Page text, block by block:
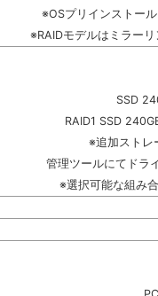
※OSプリインストー
※RAIDモデルはミラー
SSD
RAID1 SSD
※追加ストレ
管理ツールにてドラ
※選択可能な組み